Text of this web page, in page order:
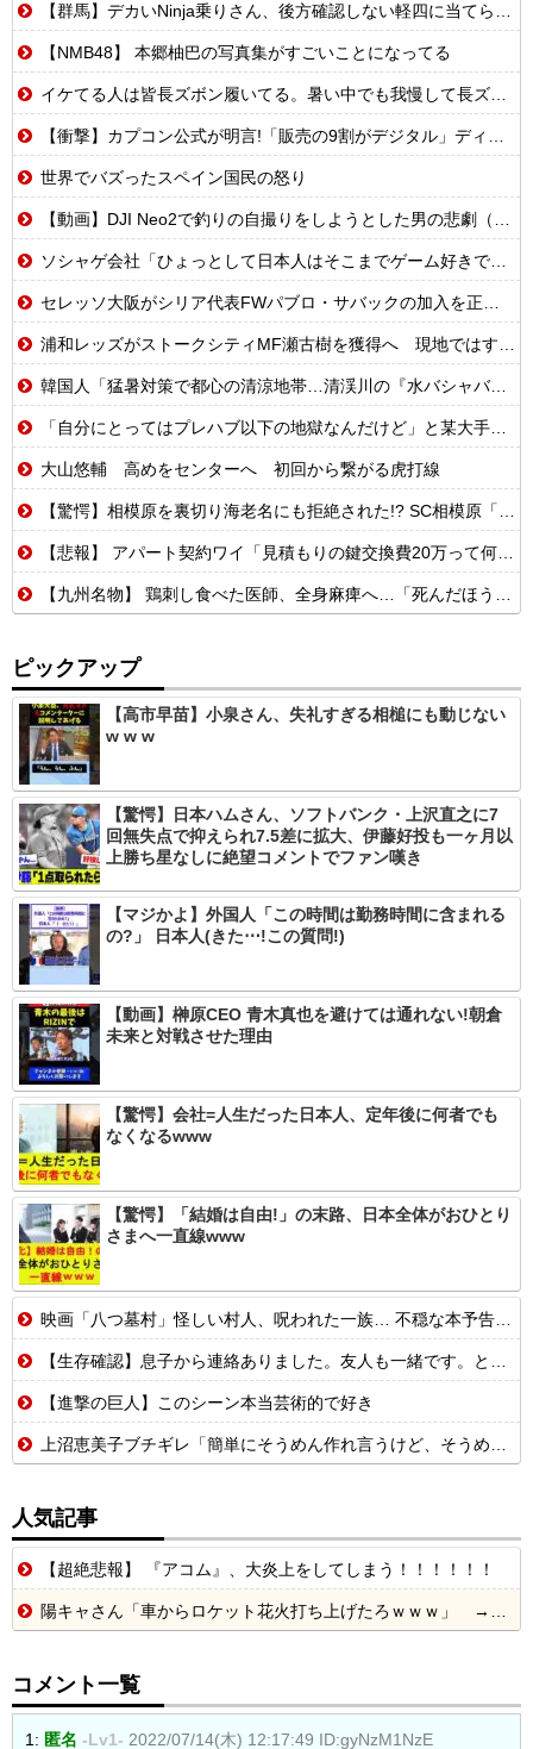
【群馬】デカいNinja乗りさん、後方確認しない軽四に当てられてしまう。
【NMB48】 本郷柚巴の写真集がすごいことになってる
イケてる人は皆長ズボン履いてる。暑い中でも我慢して長ズボン履いてる。半ズボンはモテ無い。厳しいって
【衝撃】カプコン公式が明言!「販売の9割がデジタル」ディスク市場縮小でもノーダメ
世界でバズったスペイン国民の怒り
【動画】DJI Neo2で釣りの自撮りをしようとした男の悲劇（ノ∇`）
ソシャゲ会社「ひょっとして日本人はそこまでゲーム好きではないのでは…？」
セレッソ大阪がシリア代表FWパブロ・サバックの加入を正式発表 「何曲か一緒に歌えたらいいですね！」
浦和レッズがストークシティMF瀬古樹を獲得へ 現地ではすでにクラブ間合意との情報
韓国人「猛暑対策で都心の清涼地帯…清渓川の『水バシャバシャ』イベント10日間で大盛況」
「自分にとってはプレハブ以下の地獄なんだけど」と某大手メーカーの横浜本社にツッコミ殺到、オシャレなオフィスに特化してしまった結果……
大山悠輔 高めをセンターへ 初回から繋がる虎打線
【驚愕】相模原を裏切り海老名にも拒絶された!? SC相模原「移転騒動」の悲惨な結末
【悲報】 アパート契約ワイ「見積もりの鍵交換費20万って何ですか？」不動産屋「鍵を新しい物に交換したのです」
【九州名物】 鶏刺し食べた医師、全身麻痺へ…「死んだほうが良い」
ピックアップ
【高市早苗】小泉さん、失礼すぎる相槌にも動じない
w w w
【驚愕】日本ハムさん、ソフトバンク・上沢直之に7
回無失点で抑えられ7.5差に拡大、伊藤好投も一ヶ月以
上勝ち星なしに絶望コメントでファン嘆き
【マジかよ】外国人「この時間は勤務時間に含まれる
の?」 日本人(きた⋯!この質問!)
【動画】榊原CEO 青木真也を避けては通れない!朝倉
未来と対戦させた理由
【驚愕】会社=人生だった日本人、定年後に何者でも
なくなるwww
【驚愕】「結婚は自由!」の末路、日本全体がおひとり
さまへ一直線www
映画「八つ墓村」怪しい村人、呪われた一族… 不穏な本予告公開 主題歌はB’zの松本孝弘率いるTMG
【生存確認】息子から連絡ありました。友人も一緒です。とりあえず無事で元気...
【進撃の巨人】このシーン本当芸術的で好き
上沼恵美子ブチギレ「簡単にそうめん作れ言うけど、そうめん作りて地獄なんよ
人気記事
【超絶悲報】 『アコム』、大炎上をしてしまう！！！！！！
陽キャさん「車からロケット花火打ち上げたろｗｗｗ」 → サンルーフが閉まっていて無事車内に発射
コメント一覧
1: 匿名 -Lv1- 2022/07/14(木) 12:17:49 ID:gyNzM1NzE